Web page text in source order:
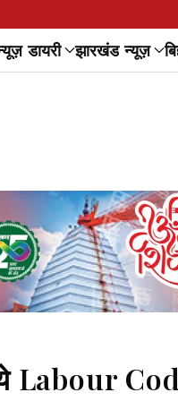
डायरी झारखंड न्यूज़